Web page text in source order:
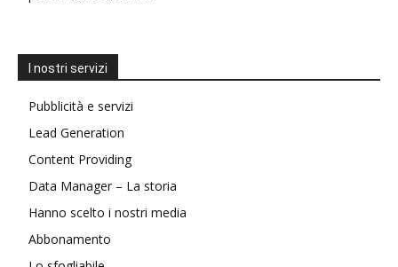
I nostri servizi
Pubblicità e servizi
Lead Generation
Content Providing
Data Manager – La storia
Hanno scelto i nostri media
Abbonamento